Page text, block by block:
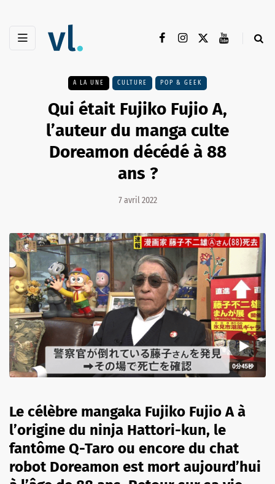
A LA UNE CULTURE POP & GEEK
Qui était Fujiko Fujio A,
l’auteur du manga culte
Doreamon décédé à 88
ans ?
7 avril 2022
Le célèbre mangaka Fujiko Fujio A à
l’origine du ninja Hattori-kun, le
fantôme Q-Taro ou encore du chat
robot Doreamon est mort aujourd’hui